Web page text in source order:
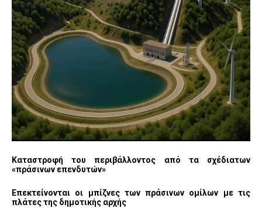
Καταστροφή του περιβάλλοντος από τα σχέδιατων
«πράσινων επενδυτών»
Επεκτείνονται οι μπίζνες των πράσινων ομίλων με τις
πλάτες της δημοτικής αρχής